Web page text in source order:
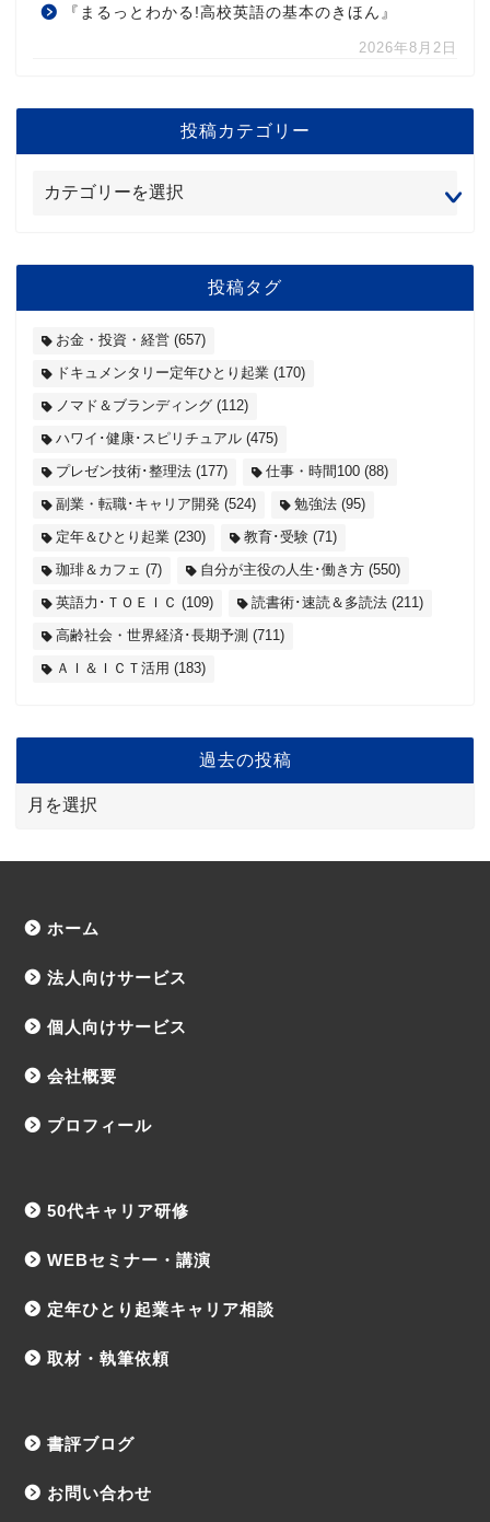
『まるっとわかる!高校英語の基本のきほん』
2026年8月2日
投稿カテゴリー
投稿タグ
お金・投資・経営 (657)
ドキュメンタリー定年ひとり起業 (170)
ノマド＆ブランディング (112)
ハワイ･健康･スピリチュアル (475)
プレゼン技術･整理法 (177) 仕事・時間100 (88)
副業・転職･キャリア開発 (524) 勉強法 (95)
定年＆ひとり起業 (230) 教育･受験 (71)
珈琲＆カフェ (7) 自分が主役の人生･働き方 (550)
英語力･ＴＯＥＩＣ (109) 読書術･速読＆多読法 (211)
高齢社会・世界経済･長期予測 (711)
ＡＩ＆ＩＣＴ活用 (183)
過去の投稿
ホーム
法人向けサービス
個人向けサービス
会社概要
プロフィール
50代キャリア研修
WEBセミナー・講演
定年ひとり起業キャリア相談
取材・執筆依頼
書評ブログ
お問い合わせ